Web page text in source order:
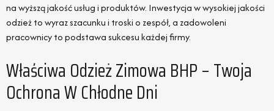
na wyższą jakość usług i produktów. Inwestycja w wysokiej jakości
odzież to wyraz szacunku i troski o zespół, a zadowoleni
pracownicy to podstawa sukcesu każdej firmy.
Właściwa Odzież Zimowa BHP – Twoja
Ochrona W Chłodne Dni